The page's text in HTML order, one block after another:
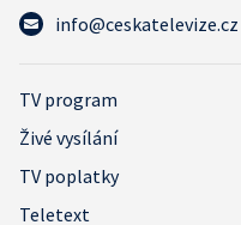
info@ceskatelevize.cz
TV program
Živé vysílání
TV poplatky
Teletext